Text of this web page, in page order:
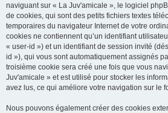
naviguant sur « La Juv'amicale », le logiciel
de cookies, qui sont des petits fichiers textes
temporaires du navigateur Internet de votre
cookies ne contiennent qu’un identifiant
« user-id ») et un identifiant de session invité
id »), qui vous sont automatiquement assignés
troisième cookie sera créé une fois que vous
Juv'amicale » et est utilisé pour stocker les
avez lus, ce qui améliore votre navigation sur le
Nous pouvons également créer des cookies